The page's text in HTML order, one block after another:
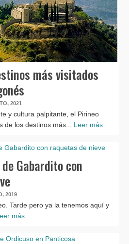
más visitados
2021
y cultura palpitante, el Pirineo
de los destinos más... Leer más
Gabardito con
2019
Tarde pero ya la tenemos aquí y
más